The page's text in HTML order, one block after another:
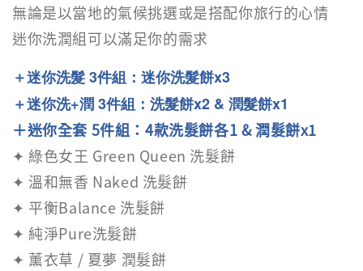
無論是以當地的氣候挑選或是搭配你旅行的心情
迷你洗潤組可以滿足你的需求
＋迷你洗髮 3件組：迷你洗髮餅x3
＋迷你洗+潤 3件組：洗髮餅x2 & 潤髮餅x1
＋迷你全套 5件組：4款洗髮餅各1 & 潤髮餅x1
✦ 綠色女王 Green Queen 洗髮餅
✦ 溫和無香 Naked 洗髮餅
✦ 平衡Balance 洗髮餅
✦ 純淨Pure洗髮餅
✦ 薰衣草 / 夏夢 潤髮餅